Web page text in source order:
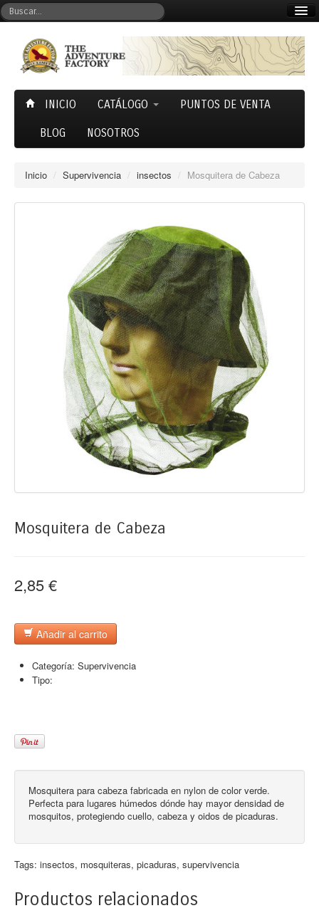
Carrito (0)
INICIO CATÁLOGO PUNTOS DE VENTA
BLOG NOSOTROS
Inicio / Supervivencia / insectos / Mosquitera de Cabeza
Mosquitera de Cabeza
2,85 €
Añadir al carrito
Categoría: Supervivencia
Tipo:
Mosquitera para cabeza fabricada en nylon de color verde.
Perfecta para lugares húmedos dónde hay mayor densidad de
mosquitos, protegiendo cuello, cabeza y oidos de picaduras.
Tags: insectos, mosquiteras, picaduras, supervivencia
Productos relacionados